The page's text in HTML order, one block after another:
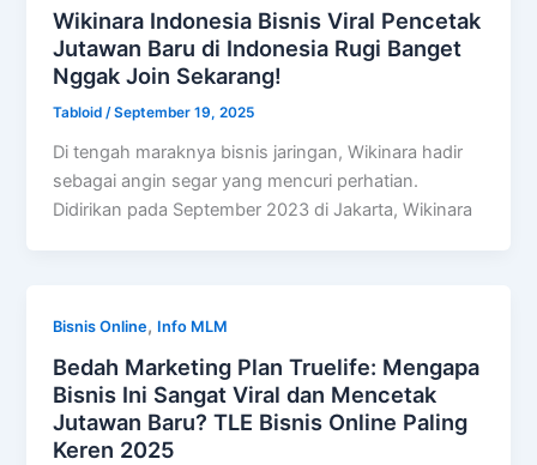
Wikinara Indonesia Bisnis Viral Pencetak
Jutawan Baru di Indonesia Rugi Banget
Nggak Join Sekarang!
Tabloid/September 19, 2025
Di tengah maraknya bisnis jaringan, Wikinara hadir
sebagai angin segar yang mencuri perhatian.
Didirikan pada September 2023 di Jakarta, Wikinara
Bisnis Online, Info MLM
Bedah Marketing Plan Truelife: Mengapa
Bisnis Ini Sangat Viral dan Mencetak
Jutawan Baru? TLE Bisnis Online Paling
Keren 2025